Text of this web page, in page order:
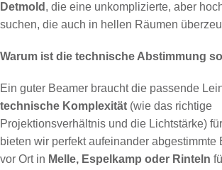
Detmold , die eine unkomplizierte, aber
suchen, die auch in hellen Räumen
Warum ist die technische Abstimmung
Ein guter Beamer braucht die passende
technische Komplexität (wie das richtige
Projektionsverhältnis und die Lichtstärke)
bieten wir perfekt aufeinander abgestimmte
vor Ort in Melle, Espelkamp oder Rinteln